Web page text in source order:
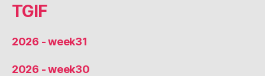
TGIF
2026 - week31
2026 - week30